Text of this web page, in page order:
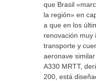
que Brasil
la región» en
a que en los
renovación muy
transporte y
aeronave similar
A330 MRTT,
200, está